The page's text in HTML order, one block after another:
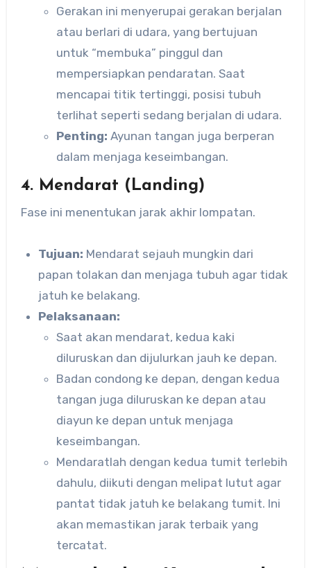
Gerakan ini menyerupai gerakan berjalan
atau berlari di udara, yang bertujuan
untuk “membuka” pinggul dan
mempersiapkan pendaratan. Saat
mencapai titik tertinggi, posisi tubuh
terlihat seperti sedang berjalan di udara.
Penting: Ayunan tangan juga berperan
dalam menjaga keseimbangan.
4. Mendarat (Landing)
Fase ini menentukan jarak akhir lompatan.
Tujuan: Mendarat sejauh mungkin dari
papan tolakan dan menjaga tubuh agar tidak
jatuh ke belakang.
Pelaksanaan:
Saat akan mendarat, kedua kaki
diluruskan dan dijulurkan jauh ke depan.
Badan condong ke depan, dengan kedua
tangan juga diluruskan ke depan atau
diayun ke depan untuk menjaga
keseimbangan.
Mendaratlah dengan kedua tumit terlebih
dahulu, diikuti dengan melipat lutut agar
pantat tidak jatuh ke belakang tumit. Ini
akan memastikan jarak terbaik yang
tercatat.